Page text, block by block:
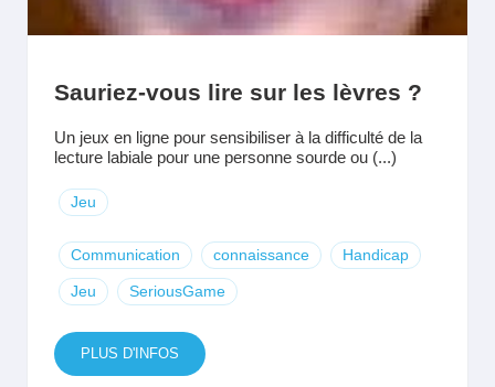
Sauriez-vous lire sur les lèvres ?
Un jeux en ligne pour sensibiliser à la difficulté de la
lecture labiale pour une personne sourde ou (...)
Jeu
Communication connaissance Handicap
Jeu SeriousGame
PLUS D'INFOS